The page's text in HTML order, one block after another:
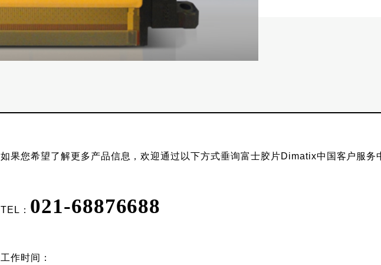
如果您希望了解更多产品信息，欢迎通过以下方式垂询富士胶片Dimatix中国客户服务
TEL： 021-68876688
工作时间：